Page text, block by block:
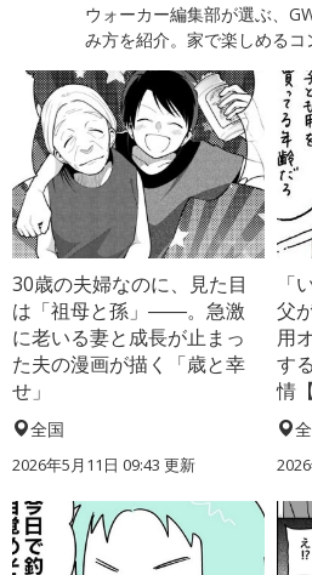
ウォーカー編集部が選ぶ、
み方を紹介。家で楽しめるコ
30歳の夫婦なのに、見た目
は「祖母と孫」――。急激
に老いる妻と成長が止まっ
た夫の漫画が描く「歳と幸
せ」
全国
2026年5月11日 09:43 更新
「
父
用
す
情